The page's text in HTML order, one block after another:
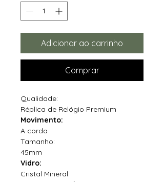
Adicionar ao carrinho
Comprar
Qualidade:
Réplica de Relógio Premium
Movimento:
A corda
Tamanho:
45mm
Vidro:
Cristal Mineral